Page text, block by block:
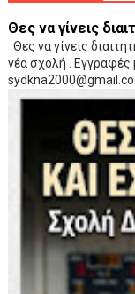
Θες να γίνεις
Θες να γίνεις
νέα σχολή . Εγγραφές
sydkna2000@gmail.co...